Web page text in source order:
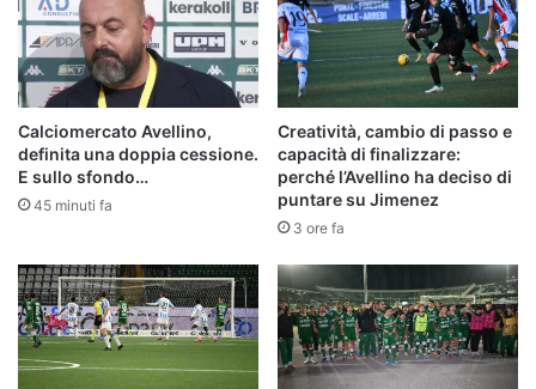
Calciomercato Avellino,
definita una doppia cessione.
E sullo sfondo…
45 minuti fa
Creatività, cambio di passo e
capacità di finalizzare:
perché l’Avellino ha deciso di
puntare su Jimenez
3 ore fa